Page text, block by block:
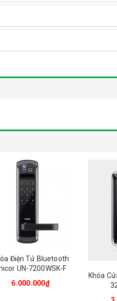
Điện Tử Bluetooth
UN-7200WSK-F
6.000.000₫
Khóa